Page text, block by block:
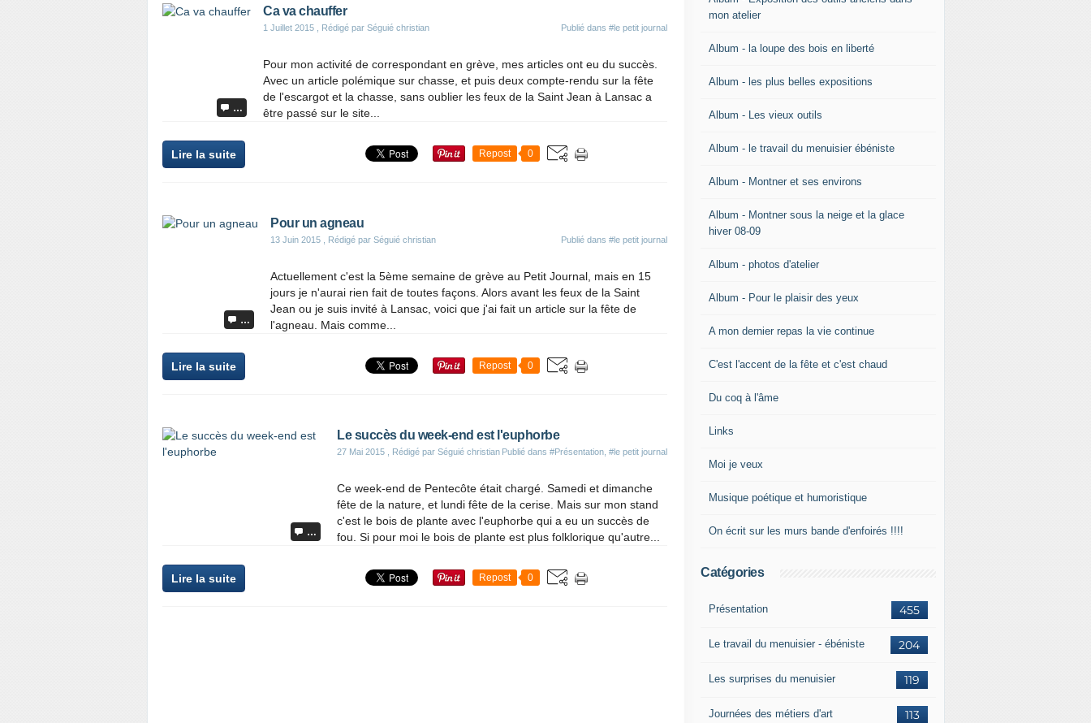
…
Ca va chauffer
1 Juillet 2015 , Rédigé par Séguié christian Publié dans #le petit journal
Pour mon activité de correspondant en grève, mes articles ont eu du succès.
Avec un article polémique sur chasse, et puis deux compte-rendu sur la fête
de l'escargot et la chasse, sans oublier les feux de la Saint Jean à Lansac a
être passé sur le site...
Lire la suite Repost 0
…
Pour un agneau
13 Juin 2015 , Rédigé par Séguié christian Publié dans #le petit journal
Actuellement c'est la 5ème semaine de grève au Petit Journal, mais en 15
jours je n'aurai rien fait de toutes façons. Alors avant les feux de la Saint
Jean ou je suis invité à Lansac, voici que j'ai fait un article sur la fête de
l'agneau. Mais comme...
Lire la suite Repost 0
…
Le succès du week-end est l'euphorbe
27 Mai 2015 , Rédigé par Séguié christian Publié dans #Présentation #le petit journal
Ce week-end de Pentecôte était chargé. Samedi et dimanche
fête de la nature, et lundi fête de la cerise. Mais sur mon stand
c'est le bois de plante avec l'euphorbe qui a eu un succès de
fou. Si pour moi le bois de plante est plus folklorique qu'autre...
Lire la suite Repost 0
mon atelier
Album - la loupe des bois en liberté
Album - les plus belles expositions
Album - Les vieux outils
Album - le travail du menuisier ébéniste
Album - Montner et ses environs
Album - Montner sous la neige et la glace
hiver 08-09
Album - photos d'atelier
Album - Pour le plaisir des yeux
A mon dernier repas la vie continue
C'est l'accent de la fête et c'est chaud
Du coq à l'âme
Links
Moi je veux
Musique poétique et humoristique
On écrit sur les murs bande d'enfoirés !!!!
Catégories
455
Présentation
204
Le travail du menuisier - ébéniste
119
Les surprises du menuisier
113
Journées des métiers d'art